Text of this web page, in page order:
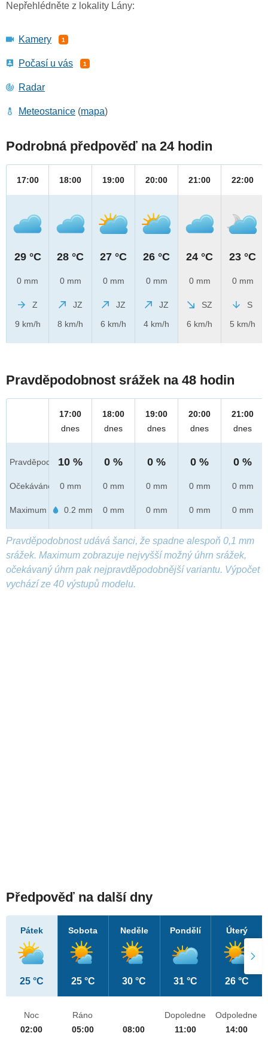
Nepřehlédněte z lokality Lány:
Kamery 1
Počasí u vás 1
Radar
Meteostanice (mapa)
Podrobná předpověď na 24 hodin
17:00
29 °C
0 mm
Z
9 km/h
18:00
28 °C
0 mm
JZ
8 km/h
19:00
27 °C
0 mm
JZ
6 km/h
20:00
26 °C
0 mm
JZ
4 km/h
21:00
24 °C
0 mm
SZ
6 km/h
22:00
23 °C
0 mm
S
5 km/h
Pravděpodobnost srážek na 48 hodin
Pravděpod.
Očekáváno
Maximum
17:00
dnes
10 %
0 mm
0.2 mm
18:00
dnes
0 %
0 mm
0 mm
19:00
dnes
0 %
0 mm
0 mm
20:00
dnes
0 %
0 mm
0 mm
21:00
dnes
0 %
0 mm
0 mm
Pravděpodobnost udává šanci, že spadne alespoň 0,1 mm
srážek. Maximum zobrazuje nejvyšší možný úhrn srážek,
očekávaný úhrn pak nejpravděpodobnější variantu. Výpočet
vychází ze 40 výstupů modelu.
Předpověď na další dny
Pátek
25 °C
Sobota
25 °C
Neděle
30 °C
Pondělí
31 °C
Úterý
26 °C
Noc
02:00
Ráno
05:00
08:00
Dopoledne
11:00
Odpoledne
14:00